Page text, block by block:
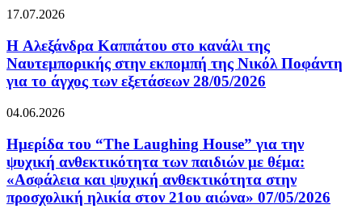
17.07.2026
H Αλεξάνδρα Καππάτου στο κανάλι της
Ναυτεμπορικής στην εκπομπή της Νικόλ Ποφάντη
για το άγχος των εξετάσεων 28/05/2026
04.06.2026
Ημερίδα του “The Laughing House” για την
ψυχική ανθεκτικότητα των παιδιών με θέμα:
«Ασφάλεια και ψυχική ανθεκτικότητα στην
προσχολική ηλικία στον 21ου αιώνα» 07/05/2026